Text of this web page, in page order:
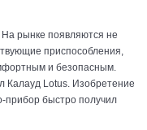
На рынке появляются не
приспособления,
и безопасным.
Калауд Lotus. Изобретение
прибор быстро получил